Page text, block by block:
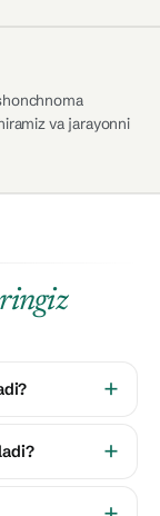
va jarayonni